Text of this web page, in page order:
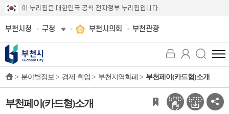
이 누리집은 대한민국 공식 전자정부 누리집입니다.
부천시청 구청 부천시의회 부천관광
전
체
뉴
보
기
> 분야별정보 > 경제·취업 > 부천지역화폐 > 부천페이(카드형)소개
부천페이(카드형)소개